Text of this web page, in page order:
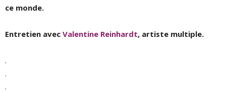
ce monde.
Entretien avec Valentine Reinhardt, artiste multiple.
.
.
.